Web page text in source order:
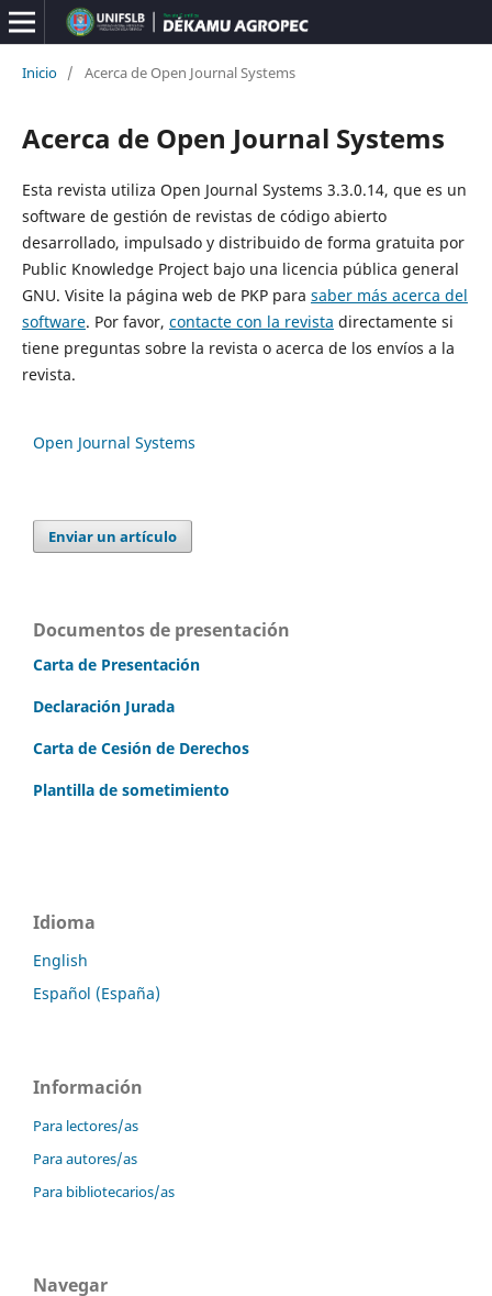
Inicio / Acerca de Open Journal Systems
Acerca de Open Journal Systems
Esta revista utiliza Open Journal Systems 3.3.0.14, que es un
software de gestión de revistas de código abierto
desarrollado, impulsado y distribuido de forma gratuita por
Public Knowledge Project bajo una licencia pública general
GNU. Visite la página web de PKP para saber más acerca del
software. Por favor, contacte con la revista directamente si
tiene preguntas sobre la revista o acerca de los envíos a la
revista.
Open Journal Systems
Enviar un artículo
Documentos de presentación
Carta de Presentación
Declaración Jurada
Carta de Cesión de Derechos
Plantilla de sometimiento
Idioma
English
Español (España)
Información
Para lectores/as
Para autores/as
Para bibliotecarios/as
Navegar